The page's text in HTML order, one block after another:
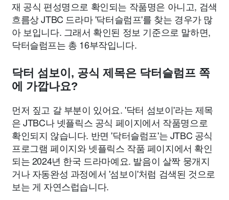
재 공식 편성명으로 확인되는 작품명은 아니고, 검색
흐름상 JTBC 드라마 '닥터슬럼프'를 찾는 경우가 많
아 보입니다. 그래서 확인된 정보 기준으로 말하면,
닥터슬럼프는 총 16부작입니다.
닥터 섬보이, 공식 제목은 닥터슬럼프 쪽
에 가깝나요?
먼저 짚고 갈 부분이 있어요. '닥터 섬보이'라는 제목
은 JTBC나 넷플릭스 공식 페이지에서 작품명으로
확인되지 않습니다. 반면 '닥터슬럼프'는 JTBC 공식
프로그램 페이지와 넷플릭스 작품 페이지에서 확인
되는 2024년 한국 드라마예요. 발음이 살짝 뭉개지
거나 자동완성 과정에서 '섬보이'처럼 검색된 것으로
보는 게 자연스럽습니다.